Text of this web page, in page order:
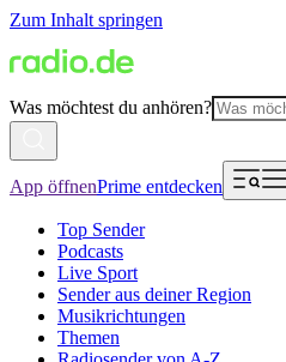
Zum Inhalt springen
Was möchtest du anhören?
App öffnenPrime entdecken
Top Sender
Podcasts
Live Sport
Sender aus deiner Region
Musikrichtungen
Themen